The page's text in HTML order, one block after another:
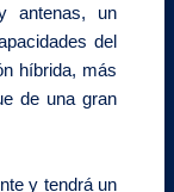
antenas, un
del
híbrida, más
de una gran
y tendrá un